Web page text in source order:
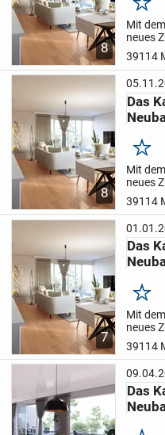
8
Mit
neues
39114
8
Das
Mit
neues
39114
7
Das
Mit
neues
39114
Das